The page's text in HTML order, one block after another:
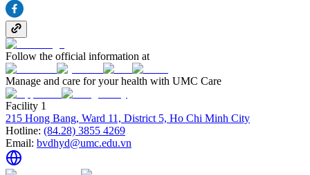
Follow the official information at
Manage and care for your health with UMC Care
Facility 1
215 Hong Bang, Ward 11, District 5, Ho Chi Minh City
Hotline: (84.28) 3855 4269
Email: bvdhyd@umc.edu.vn